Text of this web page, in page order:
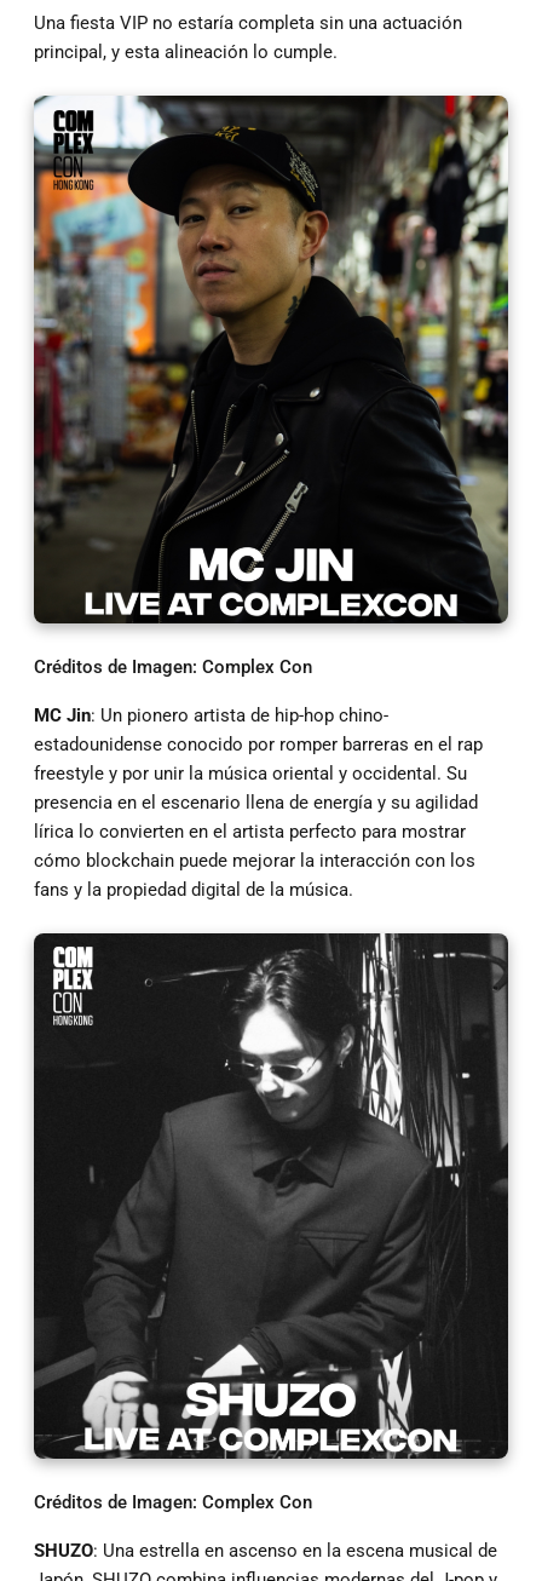
Una fiesta VIP no estaría completa sin una actuación
principal, y esta alineación lo cumple.
Créditos de Imagen: Complex Con
MC Jin: Un pionero artista de hip-hop chino-
estadounidense conocido por romper barreras en el rap
freestyle y por unir la música oriental y occidental. Su
presencia en el escenario llena de energía y su agilidad
lírica lo convierten en el artista perfecto para mostrar
cómo blockchain puede mejorar la interacción con los
fans y la propiedad digital de la música.
Créditos de Imagen: Complex Con
SHUZO: Una estrella en ascenso en la escena musical de